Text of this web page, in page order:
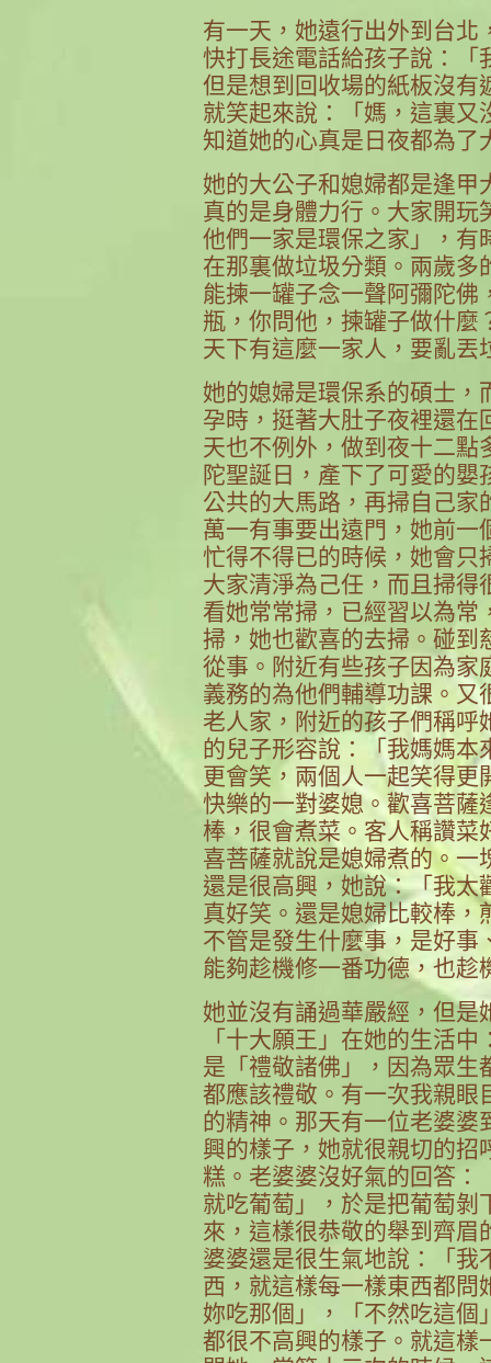
有一天，她遠行出外到台北
快打長途電話給孩子說：「
但是想到回收場的紙板沒有
就笑起來說：「媽，這裏又
知道她的心真是日夜都為了
她的大公子和媳婦都是逢甲
真的是身體力行。大家開玩
他們一家是環保之家」，有
在那裏做垃圾分類。兩歲多
能揀一罐子念一聲阿彌陀佛
瓶，你問他，揀罐子做什麼
天下有這麼一家人，要亂丟
她的媳婦是環保系的碩士，
孕時，挺著大肚子夜裡還在
天也不例外，做到夜十二點
陀聖誕日，產下了可愛的
公共的大馬路，再掃自己家
萬一有事要出遠門，她前一
忙得不得已的時候，她會只
大家清淨為己任，而且掃得
看她常常掃，已經習以為常
掃，她也歡喜的去掃。碰到
從事。附近有些孩子因為家
義務的為他們輔導功課。又
老人家，附近的孩子們稱呼
的兒子形容說：「我媽媽本
更會笑，兩個人一起笑得更
快樂的一對婆媳。歡喜菩薩
棒，很會煮菜。客人稱讚菜
喜菩薩就說是媳婦煮的。一
還是很高興，她說：「我太
真好笑。還是媳婦比較棒，
不管是發生什麼事，是好事
能夠趁機修一番功德，也趁
她並沒有誦過華嚴經，但是
「十大願王」在她的生活
是「禮敬諸佛」，因為眾生
都應該禮敬。有一次我親眼
的精神。那天有一位老婆婆
興的樣子，她就很親切的招
糕。老婆婆沒好氣的回答：
就吃葡萄」，於是把葡萄剝
來，這樣很恭敬的舉到齊眉
婆婆還是很生氣地說：「我
西，就這樣每一樣東西都問
妳吃那個」，「不然吃這個
都很不高興的樣子。就這樣